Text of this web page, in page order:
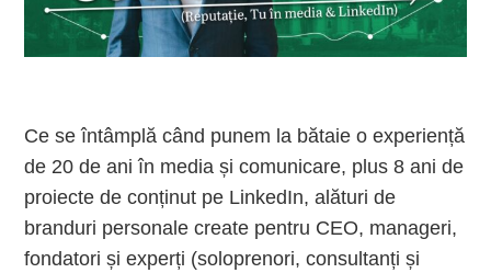
Ce se întâmplă când punem la bătaie o experiență
de 20 de ani în media și comunicare, plus 8 ani de
proiecte de conținut pe LinkedIn, alături de
branduri personale create pentru CEO, manageri,
fondatori și experți (soloprenori, consultanți și